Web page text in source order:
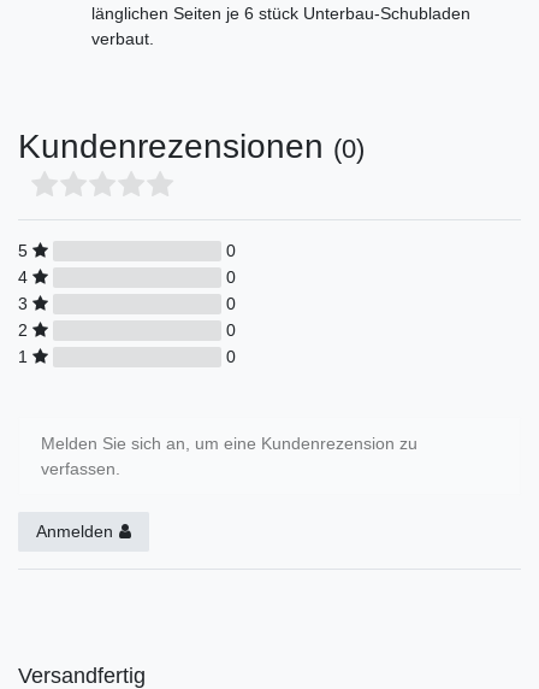
länglichen Seiten je 6 stück Unterbau-Schubladen
verbaut.
Kundenrezensionen (0)
5
0
4
0
3
0
2
0
1
0
Melden Sie sich an, um eine Kundenrezension zu
verfassen.
Anmelden
Versandfertig